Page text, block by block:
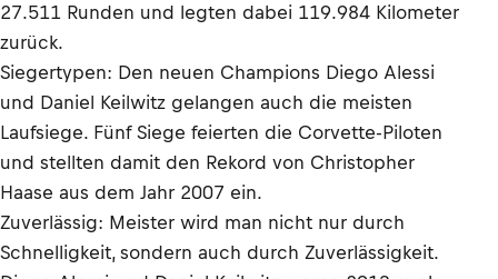
27.511 Runden und legten dabei 119.984 Kilometer
zurück.
Siegertypen: Den neuen Champions Diego Alessi
und Daniel Keilwitz gelangen auch die meisten
Laufsiege. Fünf Siege feierten die Corvette-Piloten
und stellten damit den Rekord von Christopher
Haase aus dem Jahr 2007 ein.
Zuverlässig: Meister wird man nicht nur durch
Schnelligkeit, sondern auch durch Zuverlässigkeit.